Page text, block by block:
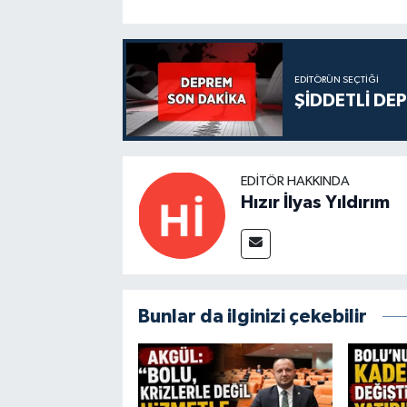
EDITÖRÜN SEÇTIĞI
ŞİDDETLİ
EDITÖR HAKKINDA
Hızır İlyas Yıldırım
Bunlar da ilginizi çekebilir